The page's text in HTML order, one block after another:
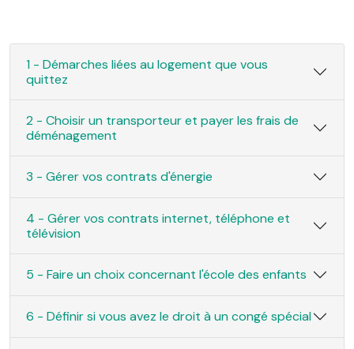
1 - Démarches liées au logement que vous
quittez
2 - Choisir un transporteur et payer les frais de
déménagement
3 - Gérer vos contrats d'énergie
4 - Gérer vos contrats internet, téléphone et
télévision
5 - Faire un choix concernant l'école des enfants
6 - Définir si vous avez le droit à un congé spécial